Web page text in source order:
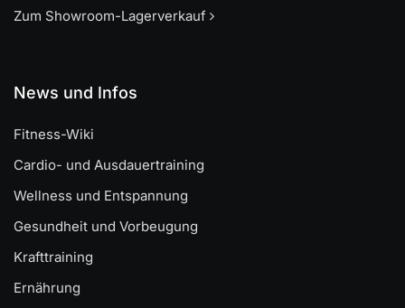
Zum Showroom-Lagerverkauf
News und Infos
Fitness-Wiki
Cardio- und Ausdauertraining
Wellness und Entspannung
Gesundheit und Vorbeugung
Krafttraining
Ernährung